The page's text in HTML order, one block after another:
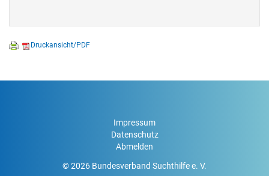
Druckansicht/PDF
Impressum
Datenschutz
Abmelden
© 2026 Bundesverband Suchthilfe e. V.